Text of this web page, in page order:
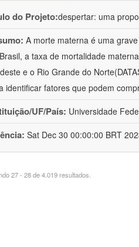
do Projeto:despertar: uma
A morte materna é uma
a taxa de mortalidade
e o Rio Grande do
identificar fatores que podem
UF/País: Universidade
Sat Dec 30 00:00:00 BRT
27 - 28 de 4.019 resultados.